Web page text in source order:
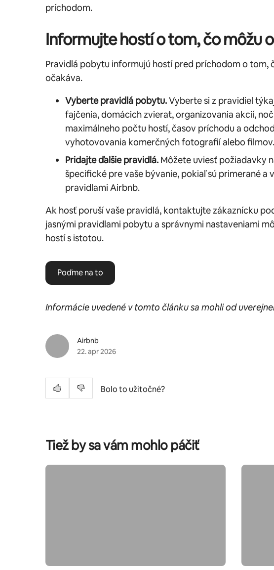
príchodom.
Informujte hostí o tom, čo môžu
Pravidlá pobytu informujú hostí pred príchodom o tom,
očakáva.
Vyberte pravidlá pobytu.Vyberte si z pravidiel
fajčenia, domácich zvierat, organizovania akcií,
maximálneho počtu hostí, časov príchodu a
vyhotovovania komerčných fotografií alebo filmov.
Pridajte ďalšie pravidlá. Môžete uviesť požiadavky
špecifické pre vaše bývanie, pokiaľ sú primerané a
pravidlami Airbnb.
Ak hosť poruší vaše pravidlá, kontaktujte zákaznícku
jasnými pravidlami pobytu a správnymi nastaveniami
hostí s istotou.
Poďme na to
Informácie uvedené v tomto článku sa mohli od
Airbnb
22. apr 2026
Bolo to užitočné?
Tiež by sa vám mohlo páčiť